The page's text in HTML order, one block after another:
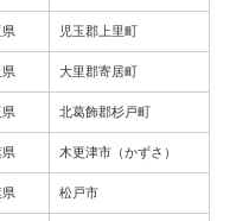
県 児玉郡上里町
県 大里郡寄居町
県 北葛飾郡杉戸町
県 木更津市（かずさ）
県 松戸市